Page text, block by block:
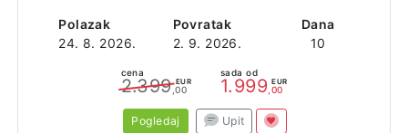
Polazak
24. 8. 2026.
Povratak
2. 9. 2026.
Dana
10
cena
2.399 EUR
,00
sada od
1.999 EUR
,00
Pogledaj Upit